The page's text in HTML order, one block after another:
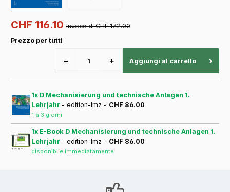
CHF 116.10 Invece di CHF 172.00
Prezzo per tutti
− + Aggiungi al carrello ›
1x D Mechanisierung und technische Anlagen 1.
Lehrjahr - edition-lmz - CHF 86.00
1 a 3 giorni
1x E-Book D Mechanisierung und technische Anlagen 1.
Lehrjahr - edition-lmz - CHF 86.00
disponibile immediatamente